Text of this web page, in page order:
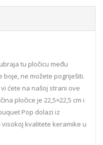
tu pločicu među
boje, ne možete pogriješiti.
ćete na našoj strani ove
pločice je 22,5×22,5 cm i
Pop dolazi iz
kvalitete keramike u